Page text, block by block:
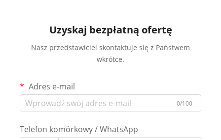
Uzyskaj bezpłatną ofertę
Nasz przedstawiciel skontaktuje się z Państwem
wkrótce.
Adres e-mail
0/100
Telefon komórkowy / WhatsApp